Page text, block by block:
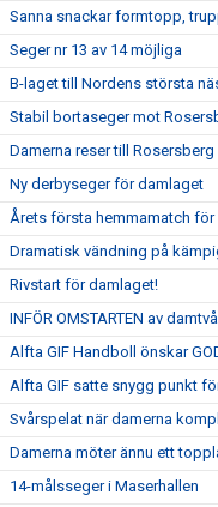
Sanna snackar formtopp,
Seger nr 13 av 14 möjliga
B-laget till Nordens största
Stabil bortaseger mot
Damerna reser till Rosersberg
Ny derbyseger för damlaget
Årets första hemmamatch för
Dramatisk vändning på
Rivstart för damlaget!
INFÖR OMSTARTEN av
Alfta GIF Handboll önskar
Alfta GIF satte snygg punkt
Svårspelat när damerna
Damerna möter ännu ett
14-målsseger i Maserhallen